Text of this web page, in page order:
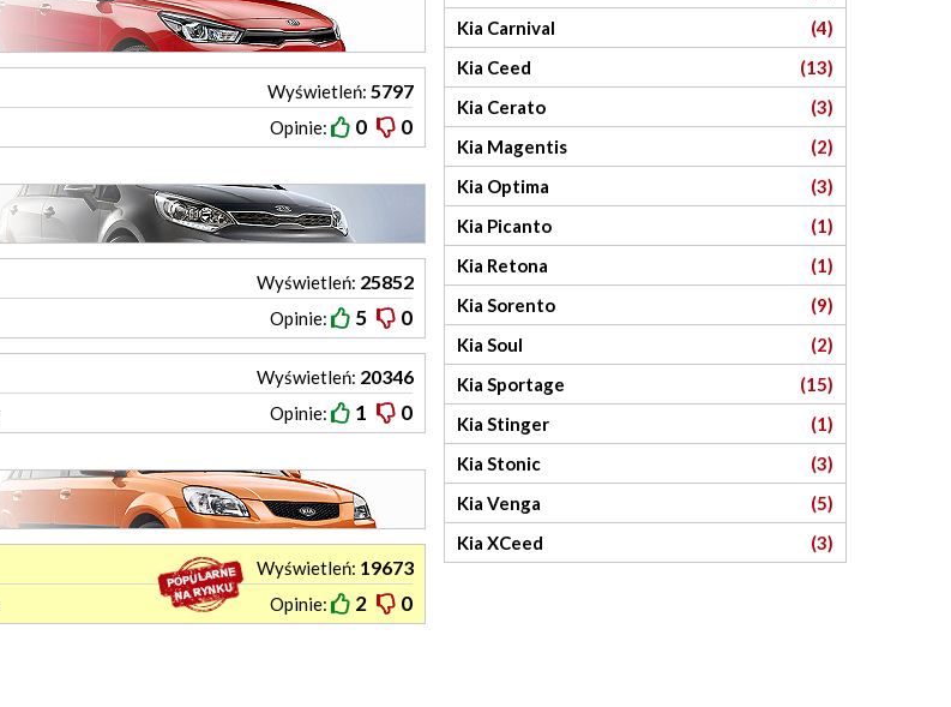
Opinie: 0 0
Wyświetleń: 5797
Opinie: 5 0
Wyświetleń: 25852
Opinie: 1 0
Wyświetleń: 20346
Opinie: 2 0
Wyświetleń: 19673
Kia Carnival
(4)
Kia Ceed
(13)
Kia Cerato
(3)
Kia Magentis
(2)
Kia Optima
(3)
Kia Picanto
(1)
Kia Retona
(1)
Kia Sorento
(9)
Kia Soul
(2)
Kia Sportage
(15)
Kia Stinger
(1)
Kia Stonic
(3)
Kia Venga
(5)
Kia XCeed
(3)